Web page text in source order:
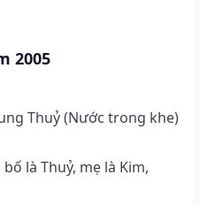
2005
Thuỷ (Nước trong khe)
là Thuỷ, mẹ là Kim,